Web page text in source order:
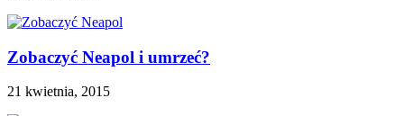
Zobaczyć Neapol i umrzeć?
21 kwietnia, 2015